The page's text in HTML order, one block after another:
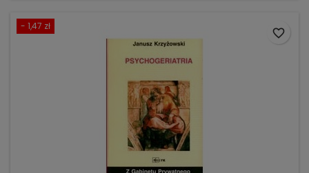
- 1,47 zł
favorite_border